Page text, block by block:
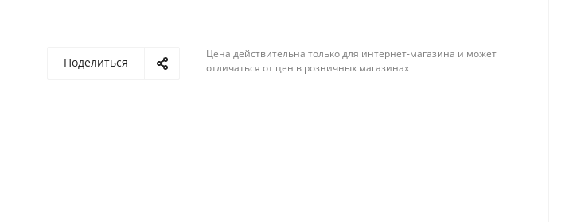
Поделиться
Цена действительна только для интернет-магазина и может
отличаться от цен в розничных магазинах